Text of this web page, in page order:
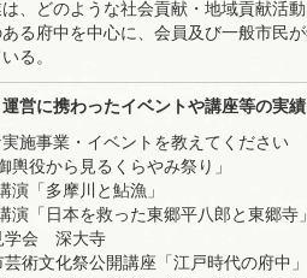
は、どのような社会貢献・地域貢献活
る府中を中心に、会員及び一般市民
る。
営に携わったイベントや講座等の実績
実施事業・イベントを教えてください
役から見るくらやみ祭り」
「多摩川と鮎漁」
「日本を救った東郷平八郎と東郷寺」
学会 深大寺
術文化祭公開講座「江戸時代の府中」